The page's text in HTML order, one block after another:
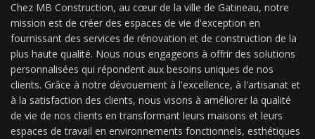
Chez MB Construction, au cœur de la ville de Gatineau, notre
mission est de créer des espaces de vie d'exception en
fournissant des services de rénovation et de construction de la
plus haute qualité. Nous nous engageons à offrir des solutions
personnalisées qui répondent aux besoins uniques de nos
clients. Grâce à notre dévouement à l'excellence, à l'artisanat et
à la satisfaction des clients, nous visons à améliorer la qualité
de vie de nos clients en transformant leurs maisons et leurs
espaces de travail en environnements fonctionnels, esthétiques